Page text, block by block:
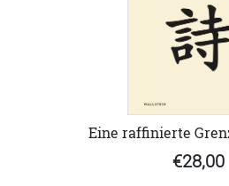
Eine raffinierte
€28,00